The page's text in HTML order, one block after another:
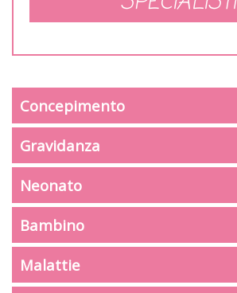
Concepimento
Gravidanza
Neonato
Bambino
Malattie